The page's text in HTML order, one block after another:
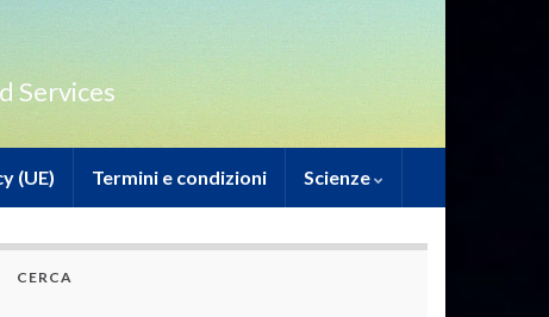
Services
(UE) Termini e condizioni Scienze
CERCA